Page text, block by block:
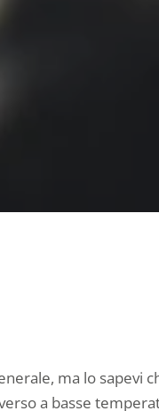
ma lo sapevi
a basse